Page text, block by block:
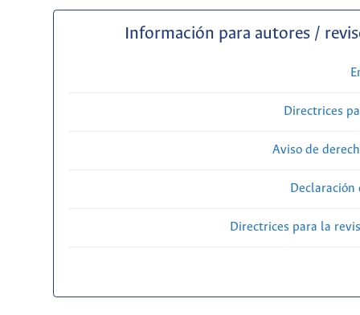
Información para autores /
Directrices
Aviso de
Directrices para la